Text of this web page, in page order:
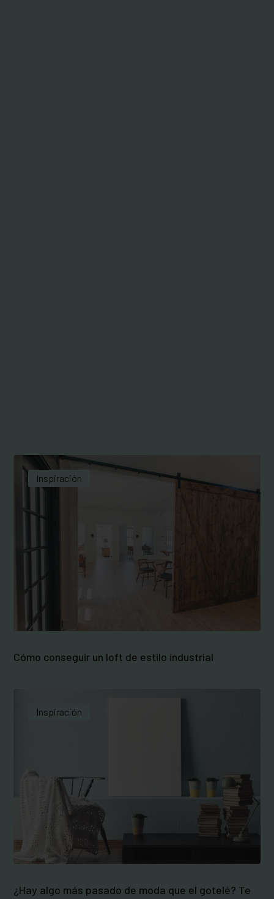
Inspiración
Cómo conseguir un loft de estilo industrial
Inspiración
¿Hay algo más pasado de moda que el gotelé? Te